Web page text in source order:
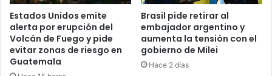
Estados Unidos emite
alerta por erupción del
Volcán de Fuego y pide
evitar zonas de riesgo en
Guatemala
Brasil pide retirar al
embajador argentino y
aumenta la tensión con el
gobierno de Milei
Hace 2 días